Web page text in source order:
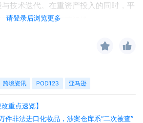
请登录后浏览更多
技术迭代。在重资产投入的同时，平
策降低卖家的运营门槛：
务”（FBA）
在2025年12月前向卖家
DBA）
调。
本地及国际卖家融入亚马逊的高效物
跨境资讯 POD123 亚马逊
重点速览】
件非法进口化妆品，涉案仓库系“二次被查”